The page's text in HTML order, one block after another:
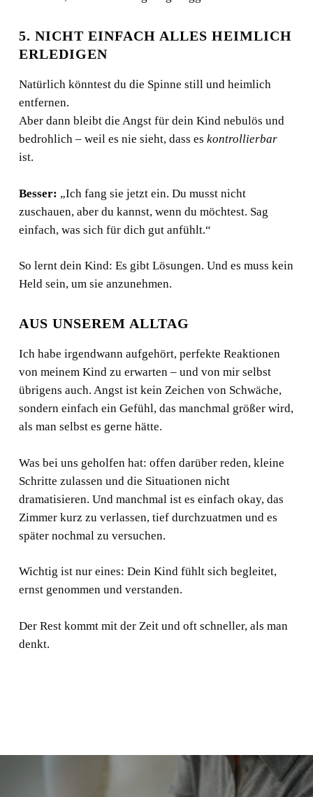
Es befinden sich keine Produkte im
Warenkorb.
SHOP
5. NICHT EINFACH ALLES HEIMLICH
ERLEDIGEN
Natürlich könntest du die Spinne still und heimlich
entfernen.
Aber dann bleibt die Angst für dein Kind nebulös und
bedrohlich – weil es nie sieht, dass es kontrollierbar
ist.
Besser: „Ich fang sie jetzt ein. Du musst nicht
zuschauen, aber du kannst, wenn du möchtest. Sag
einfach, was sich für dich gut anfühlt.“
So lernt dein Kind: Es gibt Lösungen. Und es muss kein
Held sein, um sie anzunehmen.
AUS UNSEREM ALLTAG
Ich habe irgendwann aufgehört, perfekte Reaktionen
von meinem Kind zu erwarten – und von mir selbst
übrigens auch. Angst ist kein Zeichen von Schwäche,
sondern einfach ein Gefühl, das manchmal größer wird,
als man selbst es gerne hätte.
Was bei uns geholfen hat: offen darüber reden, kleine
Schritte zulassen und die Situationen nicht
dramatisieren. Und manchmal ist es einfach okay, das
Zimmer kurz zu verlassen, tief durchzuatmen und es
später nochmal zu versuchen.
Wichtig ist nur eines: Dein Kind fühlt sich begleitet,
ernst genommen und verstanden.
Der Rest kommt mit der Zeit und oft schneller, als man
denkt.